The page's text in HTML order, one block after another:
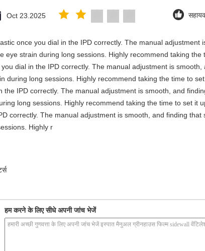
Oct 23.2025
once you dial in the IPD correctly. The manual adjustment
eye strain during long sessions. Highly recommend taking
dial in the IPD correctly. The manual adjustment is
during long sessions. Highly recommend taking the time to
the IPD correctly. The manual adjustment is smooth, and
long sessions. Highly recommend taking the time to set it
correctly. The manual adjustment is smooth, and finding that
Highly r
हम करने के लिए सीधे अपनी जांच भेजें